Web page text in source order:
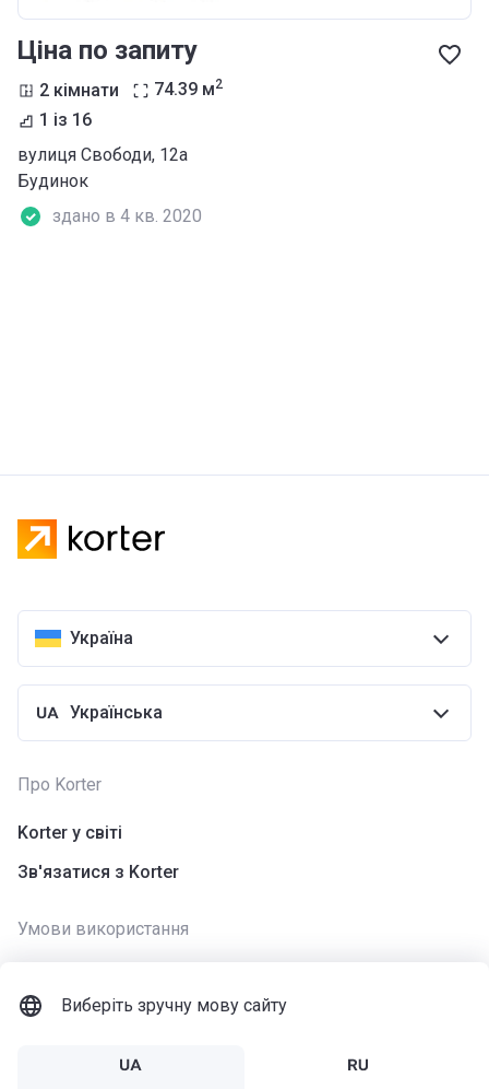
Виберіть зручну мову сайту
Ціна по запиту
2 кімнати 74.39 м2
1 із 16
вулиця Свободи, 12а
Будинок
здано в 4 кв. 2020
Україна
Українська
Про Korter
Korter у світі
Зв'язатися з Korter
Умови використання
Політика конфіденційності
Умови використання додатку